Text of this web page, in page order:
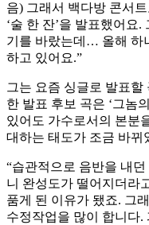
음) 그래서 백다방 콘서
‘술 한 잔’을 발표했어요
기를 바랐는데… 올해 하
하고 있어요.”
그는 요즘 싱글로 발표할
한 발표 후보 곡은 ‘그놈
있어도 가수로서의 본분
대하는 태도가 조금 바뀌
“습관적으로 음반을 내
니 완성도가 떨어지더라
품게 된 이유가 됐죠. 그
수정작업을 많이 합니다.